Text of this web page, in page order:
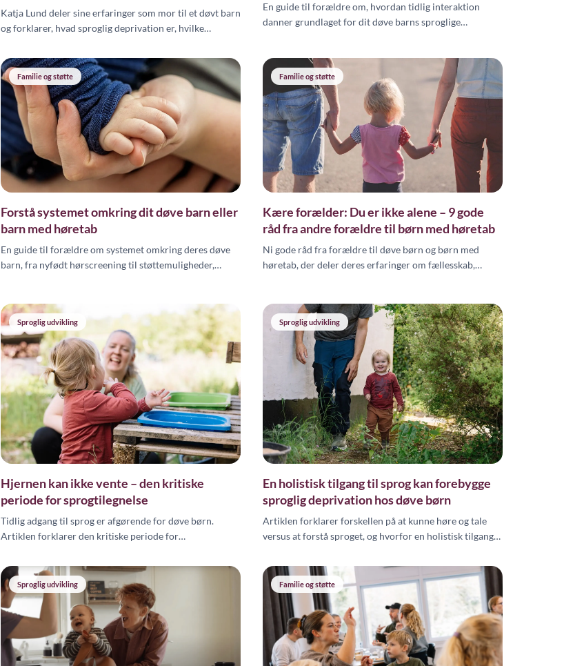
Katja Lund deler sine erfaringer som mor til et døvt barn
og forklarer, hvad sproglig deprivation er, hvilke
kan gøre for at sikre dit barns sproglige udvikling.
En guide til forældre om, hvordan tidlig interaktion
danner grundlaget for dit døve barns sproglige
Familie og støtte
Forstå systemet omkring dit døve barn eller
barn med høretab
En guide til forældre om systemet omkring deres døve
barn, fra nyfødt hørscreening til støttemuligheder,
Familie og støtte
Kære forælder: Du er ikke alene – 9 gode
råd fra andre forældre til børn med høretab
Ni gode råd fra forældre til døve børn og børn med
høretab, der deler deres erfaringer om fællesskab,
Sproglig udvikling
Hjernen kan ikke vente – den kritiske
periode for sprogtilegnelse
Tidlig adgang til sprog er afgørende for døve børn.
Artiklen forklarer den kritiske periode for
første leveår er essentiel.
Sproglig udvikling
En holistisk tilgang til sprog kan forebygge
sproglig deprivation hos døve børn
Artiklen forklarer forskellen på at kunne høre og tale
versus at forstå sproget, og hvorfor en holistisk tilgang
Sproglig udvikling Familie og støtte